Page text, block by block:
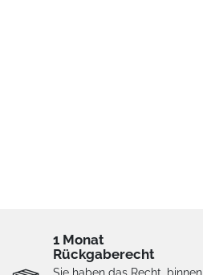
1 Monat
Rückgaberecht